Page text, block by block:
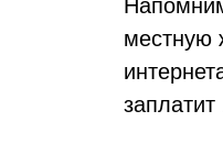
местную